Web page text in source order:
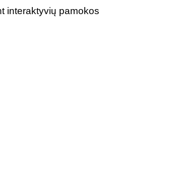
interaktyvių pamokos